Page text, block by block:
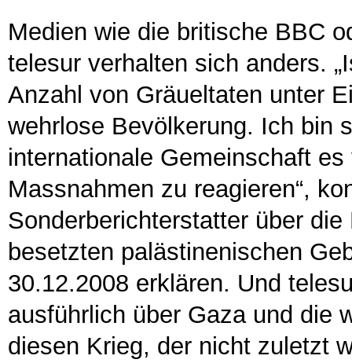
Medien wie die britische BBC
telesur verhalten sich anders.
Anzahl von Gräueltaten unter
wehrlose Bevölkerung. Ich bin
internationale Gemeinschaft
Massnahmen zu reagieren“,
Sonderberichterstatter über
besetzten palästinenischen
30.12.2008 erklären. Und
ausführlich über Gaza und die
diesen Krieg, der nicht zuletzt